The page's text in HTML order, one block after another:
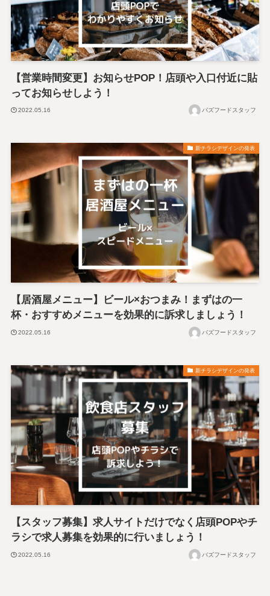
【営業時間変更】お知らせPOP！店頭や入口付近に貼
ってお知らせしよう！
2022.05.16 バズフードスタッフ
新チラシデザインの発表
【居酒屋メニュー】ビール×おつまみ！まずはの一
杯・おすすめメニューを効果的に訴求しましょう！
2022.05.16 バズフードスタッフ
新チラシデザインの発表
【スタッフ募集】求人サイトだけでなく店頭POPやチ
ラシで求人募集を効果的に行いましょう！
2022.05.16 バズフードスタッフ